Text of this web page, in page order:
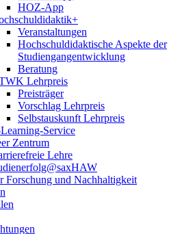
HOZ-App
Veranstaltungen
Hochschuldidaktische Aspekte der
Studiengangentwicklung
Beratung
Lehrpreis
Preisträger
Vorschlag Lehrpreis
Selbstauskunft Lehrpreis
Service
Zentrum
Lehre
Forschung und Nachhaltigkeit